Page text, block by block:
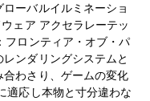
ーバルイルミネーショ
ェア アクセラレーテッ
フロンティア・オブ・パ
ンダリングシステムと
わさり、ゲームの変化
適応し本物と寸分違わな